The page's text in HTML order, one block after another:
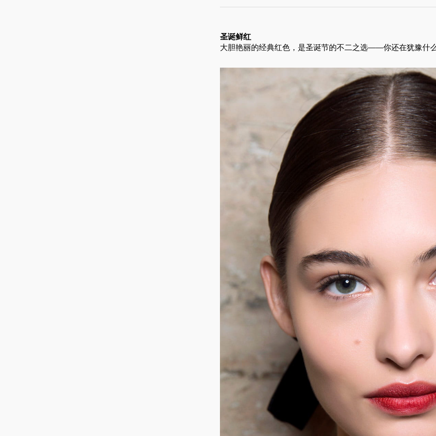
圣诞鲜红
大胆艳丽的经典红色，是圣诞节的不二之选——你还在犹豫什